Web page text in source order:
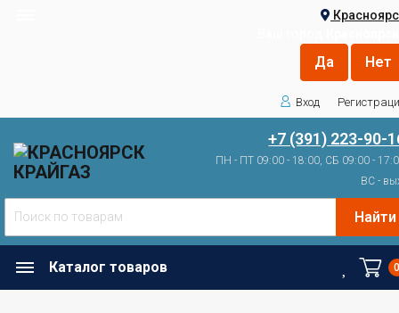
Вход
+7 (391) 223-90-
ПН - ПТ 09:00 - 18:00, СБ 09:00 -
ВС -
Найти
Каталог товаров